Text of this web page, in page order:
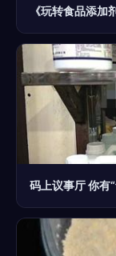
码上议事厅 你有